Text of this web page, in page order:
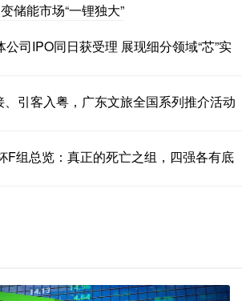
储能市场“一锂独大”
司IPO同日获受理 展现细分领域“芯”实
引客入粤，广东文旅全国系列推介活动
F组总览：真正的死亡之组，四强各有底